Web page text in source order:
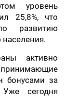
уровень
25,8%, что
развитию
активно
принимающие
бонусами за
сегодня